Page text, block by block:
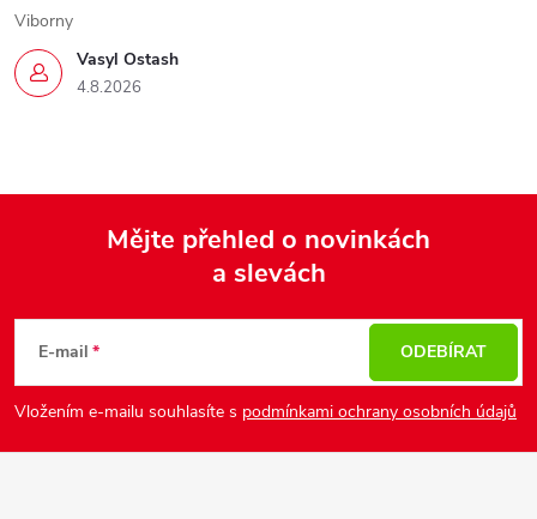
Vasyl Ostash
4.8.2026
Viborny
Mějte přehled o novinkách
a slevách
E-mail
Vložením e-mailu souhlasíte s podmínkami ochrany osobních údajů
ODEBÍRAT